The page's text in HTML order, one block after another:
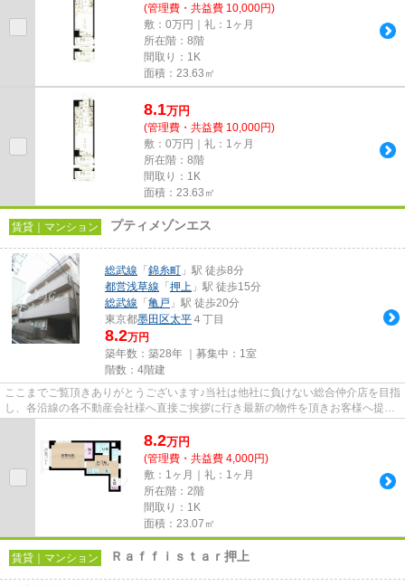
(管理費・共益費 10,000円)
敷：0万円｜礼：1ヶ月
所在階：8階
間取り：1K
面積：23.63㎡
8.1万円
(管理費・共益費 10,000円)
敷：0万円｜礼：1ヶ月
所在階：8階
間取り：1K
面積：23.63㎡
賃貸｜マンション プティメゾンエス
総武線 「 錦糸町 」駅 徒歩8分
都営浅草線 「 押上 」駅 徒歩15分
総武線 「 亀戸 」駅 徒歩20分
東京都墨田区太平 ４丁目
8.2万円
築年数：築28年 ｜募集中： 1室
階数：4階建
ここまでご覧頂きありがとうございます♪当社は他社に負けない総合仲介店を目指
し、各沿線の各不動産会社様へ直接ご挨拶に行き最新の物件を頂きお客様へ提供
8.2万円
(管理費・共益費 4,000円)
敷：1ヶ月｜礼：1ヶ月
所在階：2階
間取り：1K
面積：23.07㎡
賃貸｜マンション Ｒａｆｆｉｓｔａｒ押上